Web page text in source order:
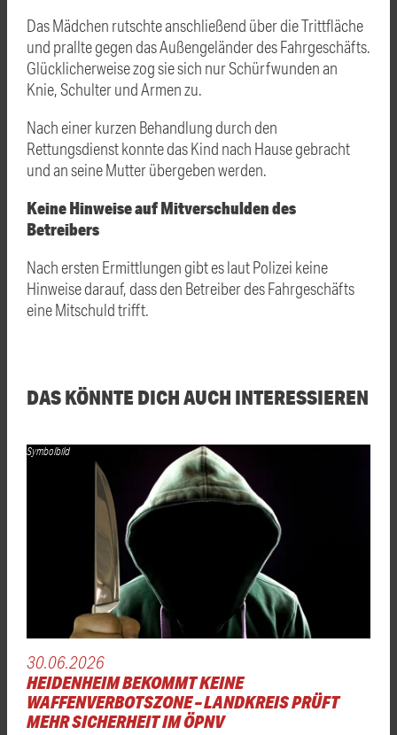
Das Mädchen rutschte anschließend über die Trittfläche
und prallte gegen das Außengeländer des Fahrgeschäfts.
Glücklicherweise zog sie sich nur Schürfwunden an
Knie, Schulter und Armen zu.
Nach einer kurzen Behandlung durch den
Rettungsdienst konnte das Kind nach Hause gebracht
und an seine Mutter übergeben werden.
Keine Hinweise auf Mitverschulden des
Betreibers
Nach ersten Ermittlungen gibt es laut Polizei keine
Hinweise darauf, dass den Betreiber des Fahrgeschäfts
eine Mitschuld trifft.
DAS KÖNNTE DICH AUCH INTERESSIEREN
Symbolbild
30.06.2026
HEIDENHEIM BEKOMMT KEINE
WAFFENVERBOTSZONE – LANDKREIS PRÜFT
MEHR SICHERHEIT IM ÖPNV